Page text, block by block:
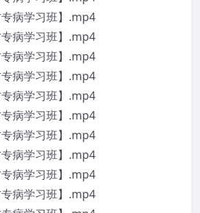
专病学习班】.mp4
专病学习班】.mp4
专病学习班】.mp4
专病学习班】.mp4
专病学习班】.mp4
专病学习班】.mp4
专病学习班】.mp4
专病学习班】.mp4
专病学习班】.mp4
专病学习班】.mp4